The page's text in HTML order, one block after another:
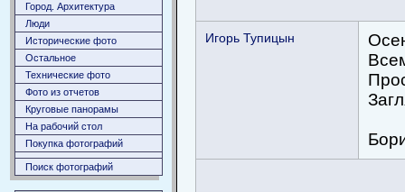
Город. Архитектура
Люди
Исторические фото
Остальное
Технические фото
Фото из отчетов
Круговые панорамы
На рабочий стол
Покупка фотографий
Поиск фотографий
Игорь Тупицын